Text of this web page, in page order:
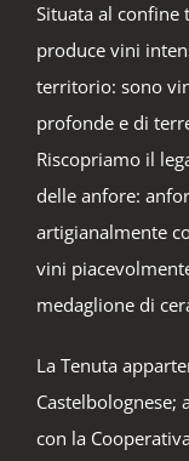
Situata al confine
produce vini
territorio: sono
profonde e di
Riscopriamo il
delle anfore:
artigianalmente
vini
medaglione di
La Tenuta
con la